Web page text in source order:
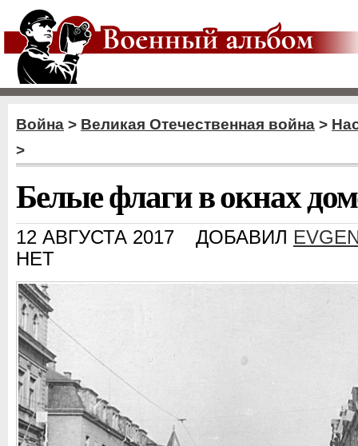
Война > Великая Отечественная война >
>
Белые флаги в окнах
12 АВГУСТА 2017 ДОБАВИЛ
НЕТ